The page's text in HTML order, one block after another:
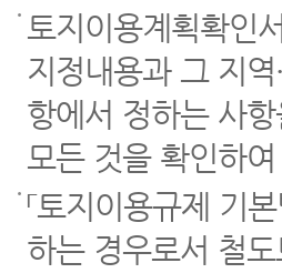
토지이용계획확인
지정내용과 그 지
항에서 정하는 사
모든 것을 확인하
「토지이용규제 기
하는 경우로서 철